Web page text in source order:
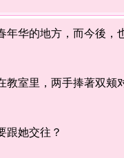
华的地方，而今後，
室里，两手捧著双颊
她交往？